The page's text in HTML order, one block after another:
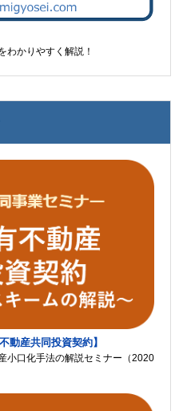
わかりやすく解説！
動産共同投資契約】
小口化手法の解説セミナー（2020